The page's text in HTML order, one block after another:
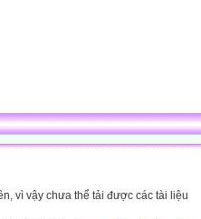
vì vậy chưa thể tải được các tài liệu